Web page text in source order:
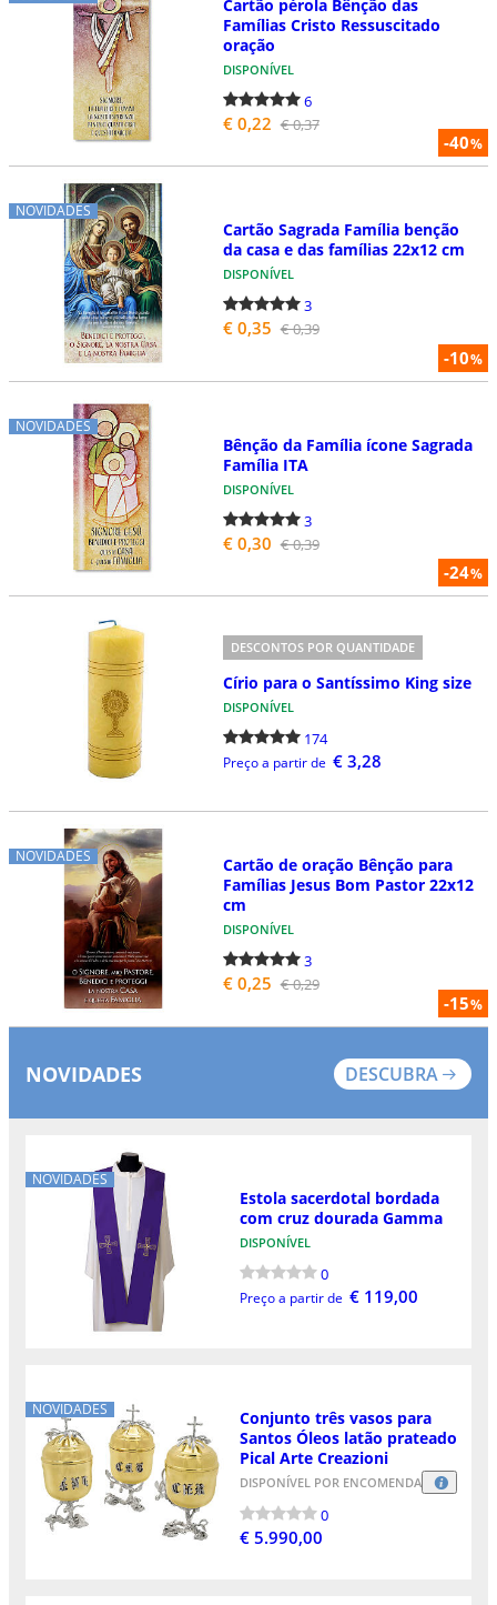
-40%
Cartão pérola Bênção das
Famílias Cristo Ressuscitado
oração
DISPONÍVEL
6
€ 0,22 € 0,37
NOVIDADES
-10%
Cartão Sagrada Família benção
da casa e das famílias 22x12 cm
DISPONÍVEL
3
€ 0,35 € 0,39
NOVIDADES
-24%
Bênção da Família ícone Sagrada
Família ITA
DISPONÍVEL
3
€ 0,30 € 0,39
DESCONTOS POR QUANTIDADE
Círio para o Santíssimo King size
DISPONÍVEL
174
Preço a partir de € 3,28
NOVIDADES
-15%
Cartão de oração Bênção para
Famílias Jesus Bom Pastor 22x12
cm
DISPONÍVEL
3
€ 0,25 € 0,29
NOVIDADES DESCUBRA
NOVIDADES
Estola sacerdotal bordada
com cruz dourada Gamma
DISPONÍVEL
0
Preço a partir de € 119,00
NOVIDADES
Conjunto três vasos para
Santos Óleos latão prateado
Pical Arte Creazioni
DISPONÍVEL POR ENCOMENDA
0
€ 5.990,00